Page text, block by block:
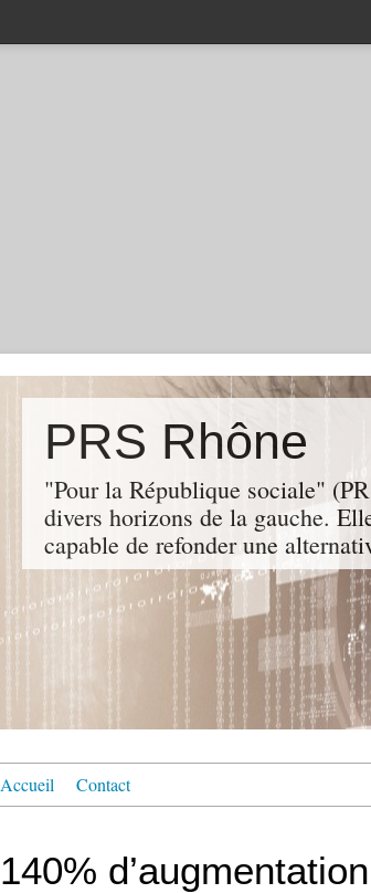
PRS Rhône
"Pour la République sociale"
divers horizons de la gauche.
capable de refonder une
Accueil Contact
140%